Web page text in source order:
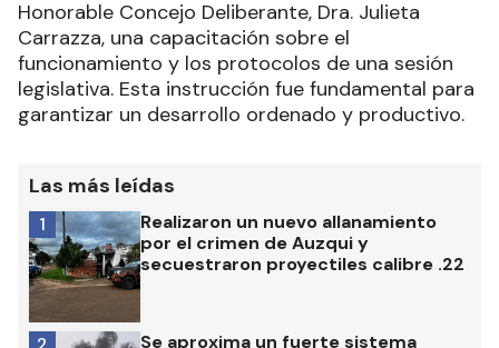
Honorable Concejo Deliberante, Dra. Julieta
Carrazza, una capacitación sobre el
funcionamiento y los protocolos de una sesión
legislativa. Esta instrucción fue fundamental para
garantizar un desarrollo ordenado y productivo.
Las más leídas
Realizaron un nuevo allanamiento
por el crimen de Auzqui y
secuestraron proyectiles calibre .22
1
Se aproxima un fuerte sistema